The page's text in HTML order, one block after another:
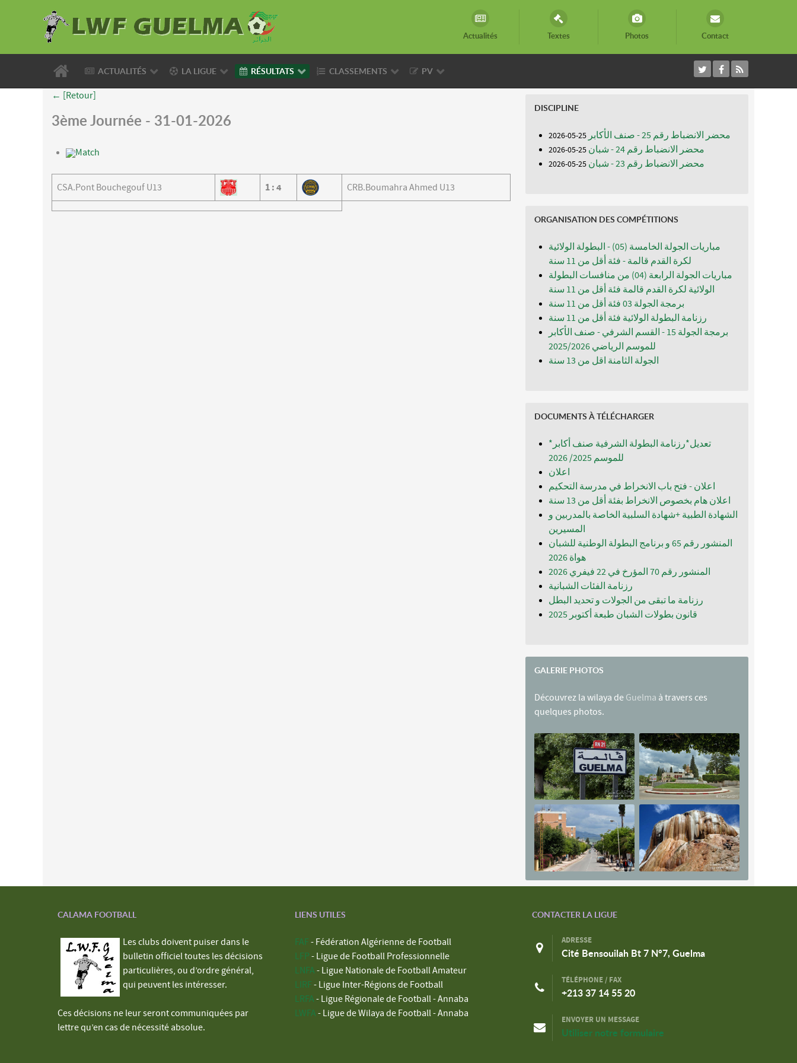
Actualités Textes Photos Contact
ACTUALITÉS LA LIGUE RÉSULTATS CLASSEMENTS PV
← [Retour]
3ème Journée - 31-01-2026
Match
CSA.Pont Bouchegouf U13 1 : 4 CRB.Boumahra Ahmed U13
DISCIPLINE
محضر الانضباط رقم 25 - صنف الأكابر 25-05-2026
محضر الانضباط رقم 24 - شبان 25-05-2026
محضر الانضباط رقم 23 - شبان 25-05-2026
ORGANISATION DES COMPÉTITIONS
مباريات الجولة الخامسة (05) - البطولة الولائية
لكرة القدم قالمة - فئة أقل من 11 سنة
مباريات الجولة الرابعة (04) من منافسات البطولة
الولائية لكرة القدم قالمة فئة أقل من 11 سنة
برمجة الجولة 03 فئة أقل من 11 سنة
رزنامة البطولة الولائية فئة أقل من 11 سنة
برمجة الجولة 15 - القسم الشرفي - صنف الأكابر
للموسم الرياضي 2025/2026
الجولة الثامنة اقل من 13 سنة
DOCUMENTS À TÉLÉCHARGER
*تعديل*رزنامة البطولة الشرفية صنف أكابر
للموسم 2025/ 2026
اعلان
اعلان - فتح باب الانخراط في مدرسة التحكيم
اعلان هام بخصوص الانخراط بفئة أقل من 13 سنة
الشهادة الطبية +شهادة السلبية الخاصة بالمدربين و
المسيرين
المنشور رقم 65 و برنامج البطولة الوطنية للشبان
المنشور رقم 70 المؤرخ في 22 فيفري 2026
رزنامة الفئات الشبانية
رزنامة ما تبقى من الجولات و تحديد البطل
قانون بطولات الشبان طبعة أكتوبر 2025
GALERIE PHOTOS
Découvrez la wilaya de Guelma à travers ces
quelques photos.
CALAMA FOOTBALL
Les clubs doivent puiser dans le
bulletin officiel toutes les décisions
particulières, ou d’ordre général,
qui peuvent les intéresser.
Ces décisions ne leur seront communiquées par
lettre qu’en cas de nécessité absolue.
LIENS UTILES
FAF - Fédération Algérienne de Football
LFP - Ligue de Football Professionnelle
LNFA - Ligue Nationale de Football Amateur
LIRF - Ligue Inter-Régions de Football
LRFA - Ligue Régionale de Football - Annaba
LWFA - Ligue de Wilaya de Football - Annaba
CONTACTER LA LIGUE
ADRESSE
Cité Bensouilah Bt 7 N°7, Guelma
TÉLÉPHONE / FAX
+213 37 14 55 20
ENVOYER UN MESSAGE
Utiliser notre formulaire